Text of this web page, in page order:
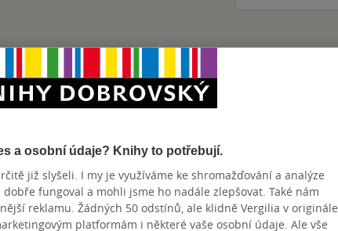
a osobní údaje? Knihy to potřebují.
již slyšeli. I my je využíváme ke shromažďování a analýze
fungoval a mohli jsme ho nadále zlepšovat. Také nám
reklamu. Žádných 50 odstínů, ale klidně Vergilia v originále.
platformám i některé vaše osobní údaje. Ale vše